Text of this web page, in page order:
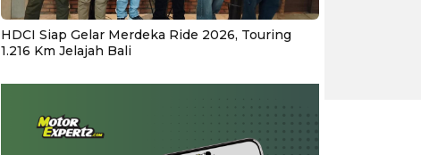
HDCI Siap Gelar Merdeka Ride 2026, Touring
1.216 Km Jelajah Bali